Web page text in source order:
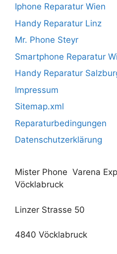
Iphone Reparatur Wien
Handy Reparatur Linz
Mr. Phone Steyr
Smartphone Reparatur
Handy Reparatur
Impressum
Sitemap.xml
Reparaturbedingungen
Datenschutzerklärung
Mister Phone Varena
Vöcklabruck
Linzer Strasse 50
4840 Vöcklabruck